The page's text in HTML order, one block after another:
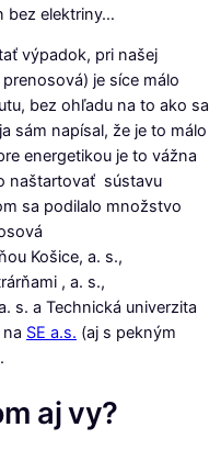
bez elektriny…
výpadok, pri našej
je síce málo
bez ohľadu na to ako sa
sám napísal, že je to málo
energetikou je to vážna
naštartovať sústavu
sa podilalo množstvo
Košice, a. s.,
, a. s.,
s. a Technická univerzita
SE a.s. (aj s pekným
.
aj vy?